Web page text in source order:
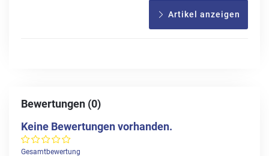
Artikel anzeigen
Bewertungen (0)
Keine Bewertungen vorhanden.
Gesamtbewertung